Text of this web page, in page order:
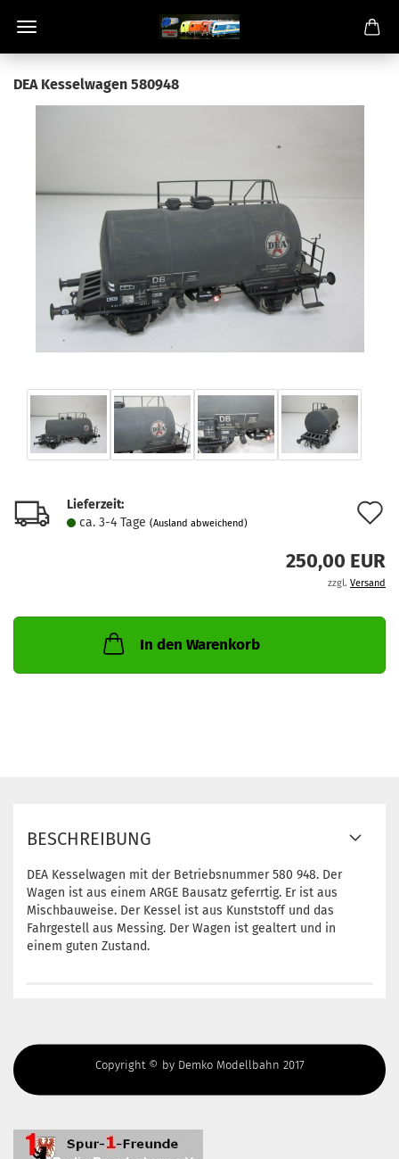
DEA Kesselwagen 580948
Lieferzeit:
ca. 3-4 Tage (Ausland abweichend)
250,00 EUR
zzgl. Versand
In den Warenkorb
BESCHREIBUNG
DEA Kesselwagen mit der Betriebsnummer 580 948. Der
Wagen ist aus einem ARGE Bausatz geferrtig. Er ist aus
Mischbauweise. Der Kessel ist aus Kunststoff und das
Fahrgestell aus Messing. Der Wagen ist gealtert und in
einem guten Zustand.
Copyright © by Demko Modellbahn 2017